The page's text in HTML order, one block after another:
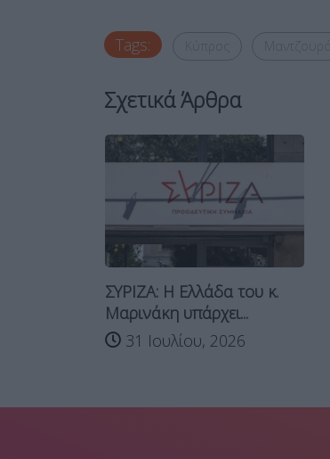
Tags:
Σχετικά Άρθρα
ΣΥΡΙΖΑ: Η Ελλάδα του κ.
Μαρινάκη υπάρχει...
31 Ιουλίου, 2026